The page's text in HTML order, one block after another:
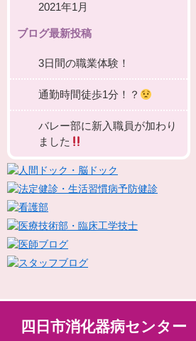
2021年1月
ブログ最新投稿
3日間の職業体験！
通勤時間徒歩1分！？
バレー部に新入職員が加わり
ました
四日市消化器病センター